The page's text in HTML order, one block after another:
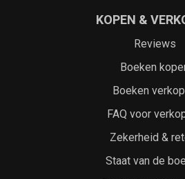
KOPEN &
Reviews
Boeken
Boeken
FAQ voor
Zekerheid &
Staat van de